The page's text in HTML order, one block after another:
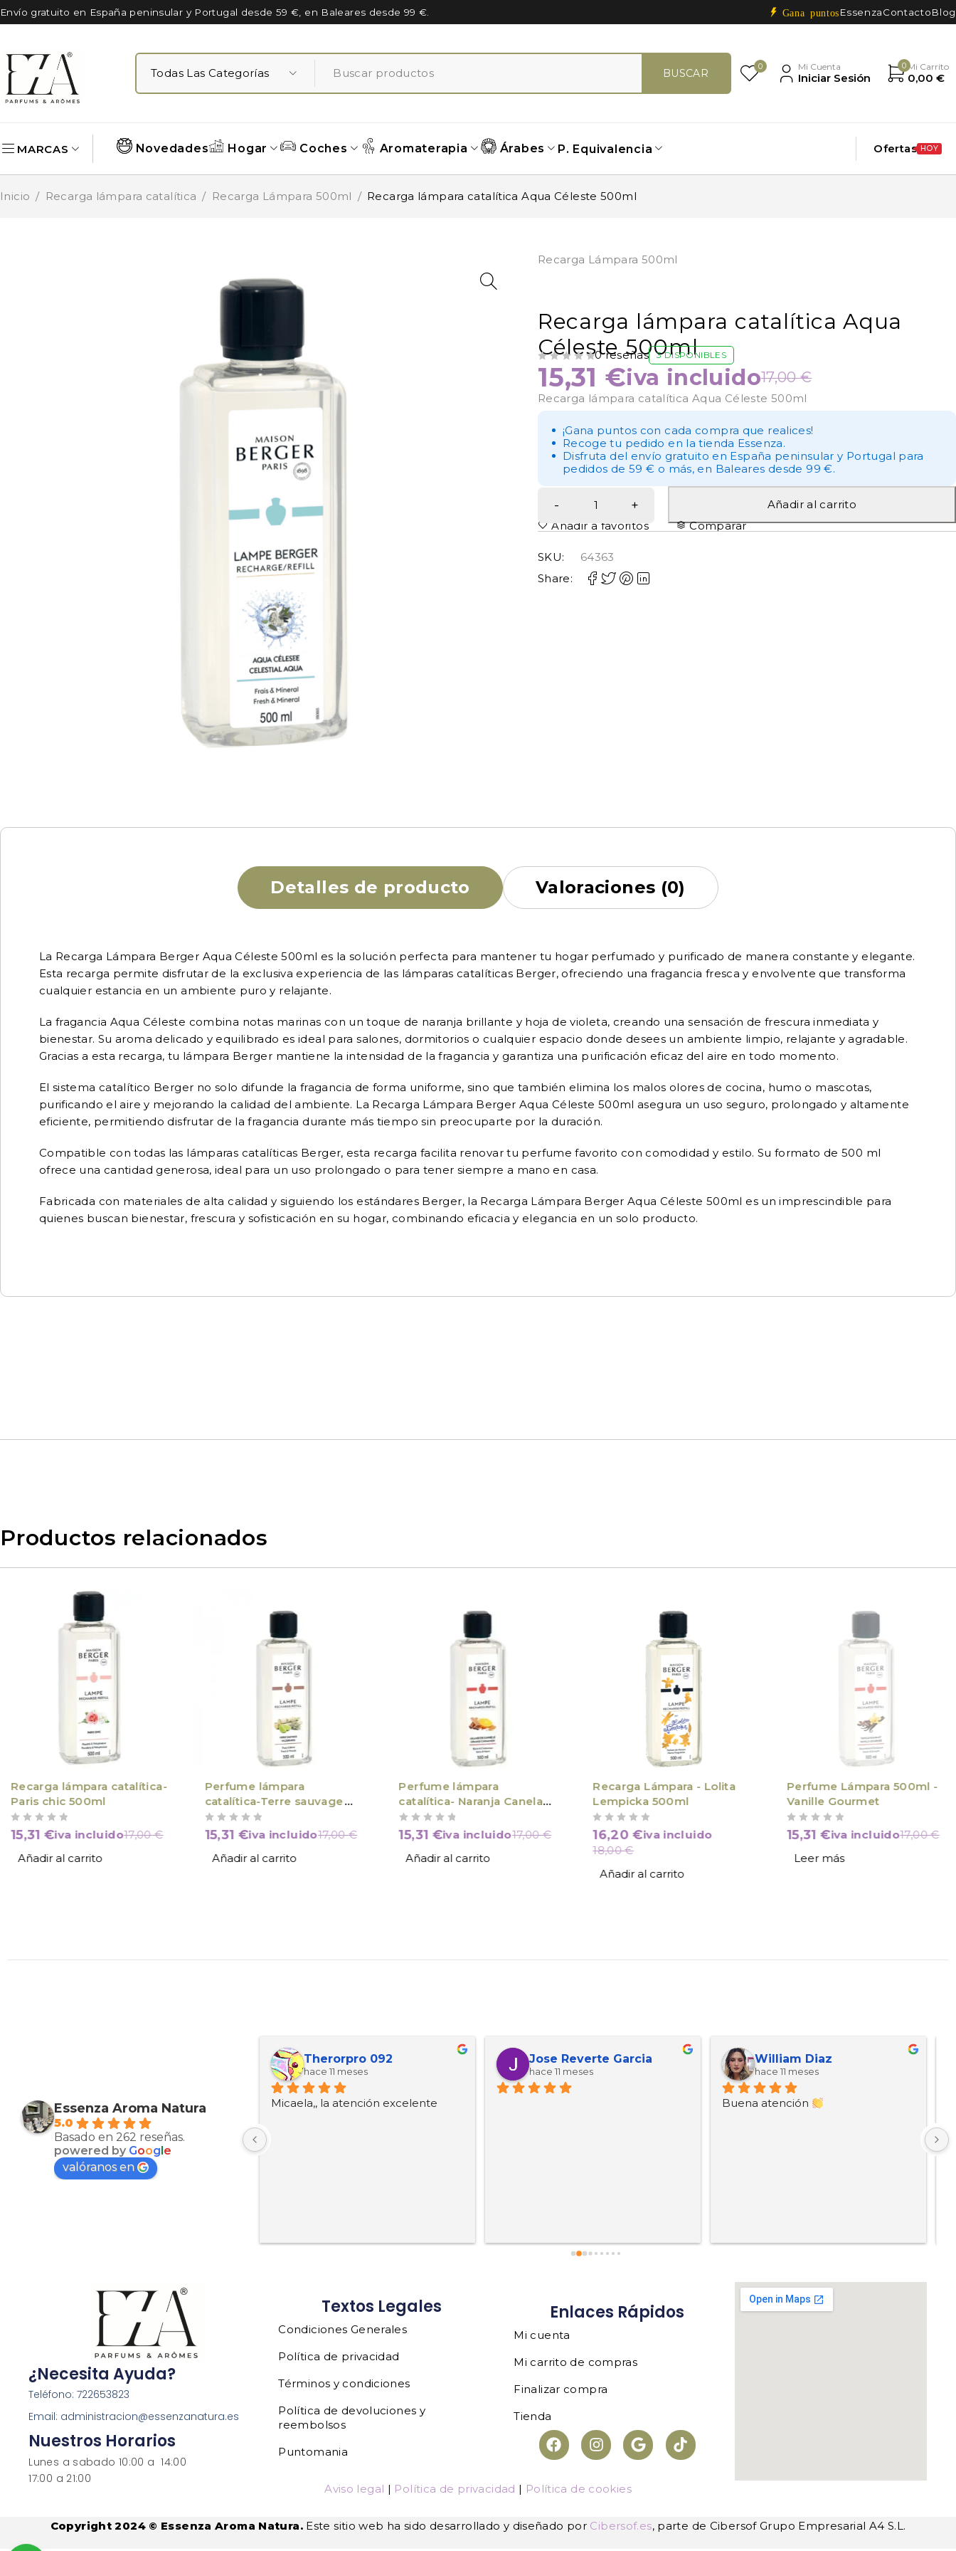
Envío gratuito en España peninsular y Portugal desde 59 €, en Baleares desde 99 €. Gana puntos EssenzaContactoBlog
0 Mi Cuenta
Iniciar Sesión
0 Mi Carrito
0,00 €
MARCAS Novedades Hogar Coches Aromaterapia Árabes P. Equivalencia Ofertas HOY
Inicio / Recarga lámpara catalítica / Recarga Lámpara 500ml / Recarga lámpara catalítica Aqua Céleste 500ml
Recarga Lámpara 500ml
Recarga lámpara catalítica Aqua
Céleste 500ml
0 reseñas 3 DISPONIBLES
17,00€
15,31 €iva incluido
Recarga lámpara catalítica Aqua Céleste 500ml
¡Gana puntos con cada compra que realices!
Recoge tu pedido en la tienda Essenza.
Disfruta del envío gratuito en España peninsular y Portugal para
pedidos de 59 € o más, en Baleares desde 99 €.
Añadir al carrito
Añadir a favoritos
Comparar
SKU:
64363
Share:
Detalles de producto Valoraciones (0)
La Recarga Lámpara Berger Aqua Céleste 500ml es la solución perfecta para mantener tu hogar perfumado y purificado de manera constante y elegante.
Esta recarga permite disfrutar de la exclusiva experiencia de las lámparas catalíticas Berger, ofreciendo una fragancia fresca y envolvente que transforma
cualquier estancia en un ambiente puro y relajante.
La fragancia Aqua Céleste combina notas marinas con un toque de naranja brillante y hoja de violeta, creando una sensación de frescura inmediata y
bienestar. Su aroma delicado y equilibrado es ideal para salones, dormitorios o cualquier espacio donde desees un ambiente limpio, relajante y agradable.
Gracias a esta recarga, tu lámpara Berger mantiene la intensidad de la fragancia y garantiza una purificación eficaz del aire en todo momento.
El sistema catalítico Berger no solo difunde la fragancia de forma uniforme, sino que también elimina los malos olores de cocina, humo o mascotas,
purificando el aire y mejorando la calidad del ambiente. La Recarga Lámpara Berger Aqua Céleste 500ml asegura un uso seguro, prolongado y altamente
eficiente, permitiendo disfrutar de la fragancia durante más tiempo sin preocuparte por la duración.
Compatible con todas las lámparas catalíticas Berger, esta recarga facilita renovar tu perfume favorito con comodidad y estilo. Su formato de 500 ml
ofrece una cantidad generosa, ideal para un uso prolongado o para tener siempre a mano en casa.
Fabricada con materiales de alta calidad y siguiendo los estándares Berger, la Recarga Lámpara Berger Aqua Céleste 500ml es un imprescindible para
quienes buscan bienestar, frescura y sofisticación en su hogar, combinando eficacia y elegancia en un solo producto.
Productos relacionados
Recarga lámpara catalítica-
Paris chic 500ml
17,00€
15,31€iva incluido
Añadir al carrito
Perfume lámpara
catalítica-Terre sauvage
500ml
17,00€
15,31€iva incluido
Añadir al carrito
Perfume lámpara
catalítica- Naranja Canela
500 ml
17,00€
15,31 €iva incluido
Añadir al carrito
Recarga Lámpara - Lolita
Lempicka 500ml
18,00€
16,20€iva incluido
Añadir al carrito
Perfume Lámpara 500ml -
Vanille Gourmet
17,00€
15,31€iva incluido
Leer más
Essenza Aroma Natura
5.0
Basado en 262 reseñas.
powered by Google
valóranos en
Muy bien productos
Therorpro 092
hace 11 meses
Micaela,, la atención excelente
Jose Reverte Garcia
hace 11 meses
William Diaz
hace 11 meses
Buena atención
¿Necesita Ayuda?
Teléfono: 722653823
Email: administracion@essenzanatura.es
Nuestros Horarios
Lunes a sabado 10:00 a 14:00
17:00 a 21:00
Textos Legales
Condiciones Generales
Política de privacidad
Términos y condiciones
Política de devoluciones y
reembolsos
Puntomania
Enlaces Rápidos
Mi cuenta
Mi carrito de compras
Finalizar compra
Tienda
Aviso legal | Política de privacidad | Política de cookies
Copyright 2024 © Essenza Aroma Natura.Este sitio web ha sido desarrollado y diseñado por Cibersof.es, parte de Cibersof Grupo Empresarial A4 S.L.